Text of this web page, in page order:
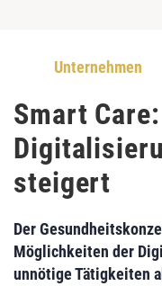
Unternehmen
Smart
steigert
Der
Möglichkeiten der
unnötige Tätigkeiten